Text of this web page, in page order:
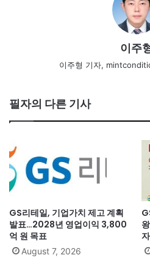
이주
이주형 기자,
필자의 다른 기사
GS리테일, 기업가치 제고 계획
발표…2028년 영업이익 3,800
억 원 목표
August 7, 2026